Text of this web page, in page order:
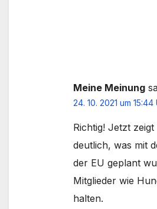
Meine Meinung
24. 10. 2021 um 15:44
Richtig! Jetzt
deutlich, was mit
der EU geplant
Mitglieder wie
halten.